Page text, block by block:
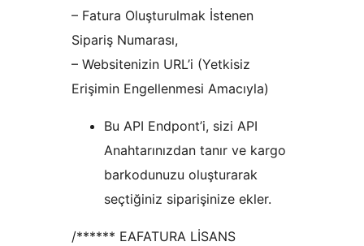
– Fatura Oluşturulmak İstenen
Sipariş Numarası,
– Websitenizin URL’i (Yetkisiz
Erişimin Engellenmesi Amacıyla)
Bu API Endpont’i, sizi API
Anahtarınızdan tanır ve kargo
barkodunuzu oluşturarak
seçtiğiniz siparişinize ekler.
/****** EAFATURA LİSANS